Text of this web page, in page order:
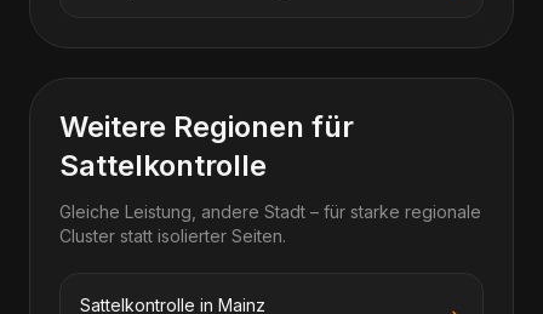
Weitere Regionen für
Sattelkontrolle
Gleiche Leistung, andere Stadt – für starke regionale
Cluster statt isolierter Seiten.
Sattelkontrolle in Mainz